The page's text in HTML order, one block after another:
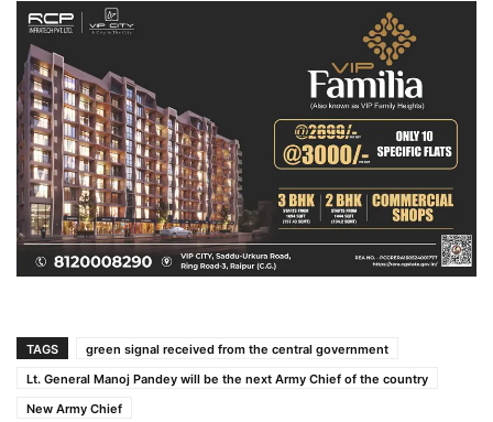
TAGS
green signal received from the central government
Lt. General Manoj Pandey will be the next Army Chief of the country
New Army Chief